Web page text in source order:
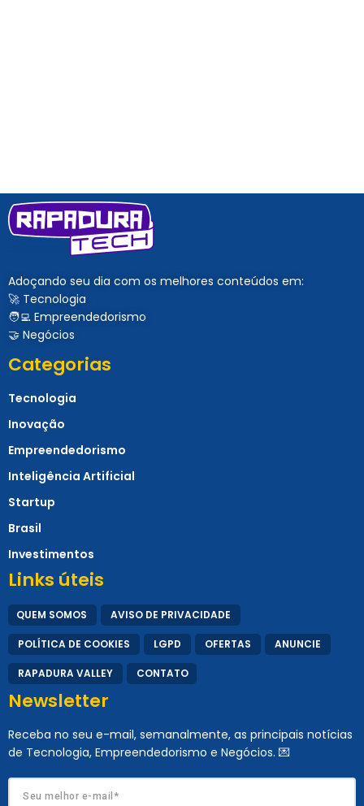
Adoçando seu dia com os melhores conteúdos em:
🚀 Tecnologia
🧑‍💻 Empreendedorismo
🤝 Negócios
Categorias
Tecnologia
Inovação
Empreendedorismo
Inteligência Artificial
Startup
Brasil
Investimentos
Links úteis
QUEM SOMOS AVISO DE PRIVACIDADE
POLÍTICA DE COOKIES LGPD OFERTAS ANUNCIE
RAPADURA VALLEY CONTATO
Newsletter
Receba no seu e-mail, semanalmente, as principais notícias
de Tecnologia, Empreendedorismo e Negócios. 💌